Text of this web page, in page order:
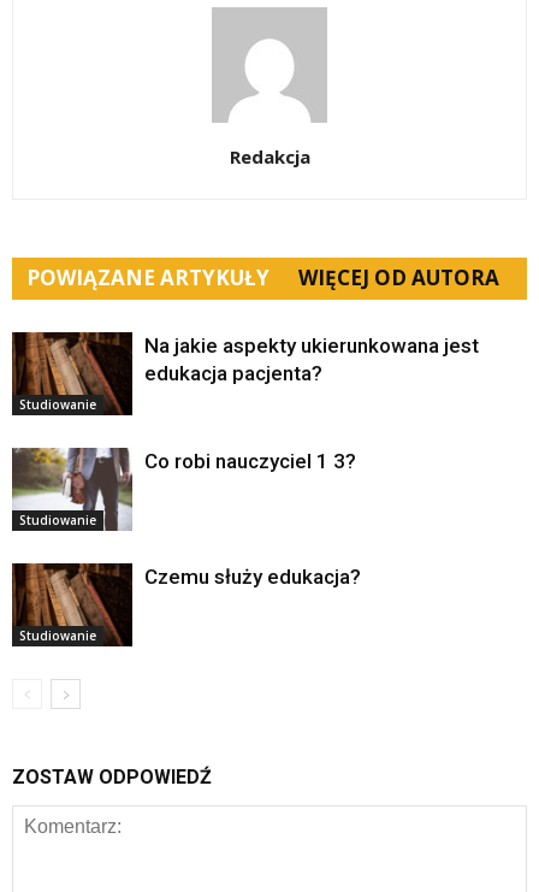
Redakcja
POWIĄZANE ARTYKUŁY WIĘCEJ OD AUTORA
Studiowanie
Na jakie aspekty ukierunkowana jest
edukacja pacjenta?
Studiowanie
Co robi nauczyciel 1 3?
Studiowanie
Czemu służy edukacja?
ZOSTAW ODPOWIEDŹ